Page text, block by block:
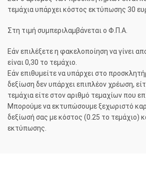
τεμάχια υπάρχει κόστος εκτύπωσης 30
Στη τιμή συμπεριλαμβάνεται ο Φ.Π.Α.
Εάν επιλέξετε η φακελοποίηση να γίνει
είναι 0,30 το τεμάχιο.
Εάν επιθυμείτε να υπάρχει στο
δεξίωση δεν υπάρχει επιπλέον χρέωση,
τεμάχια είτε στον αριθμό τεμαχίων που
Μπορούμε να εκτυπώσουμε ξεχωριστό
δεξίωσή σας με κόστος (0.25 το τεμάχιο)
εκτύπωσης.